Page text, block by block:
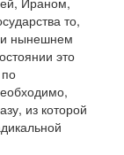
то,
нынешнем
это
из которой